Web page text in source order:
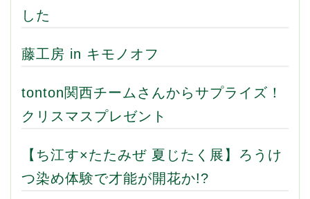
した
藤工房 in キモノオフ
tonton関西チームさんからサプライズ！
クリスマスプレゼント
【ち江す×たたみぜ 夏じたく展】ろうけ
つ染め体験で才能が開花か!?